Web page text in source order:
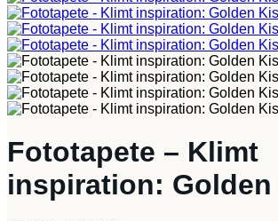
Fototapete – Klimt
inspiration: